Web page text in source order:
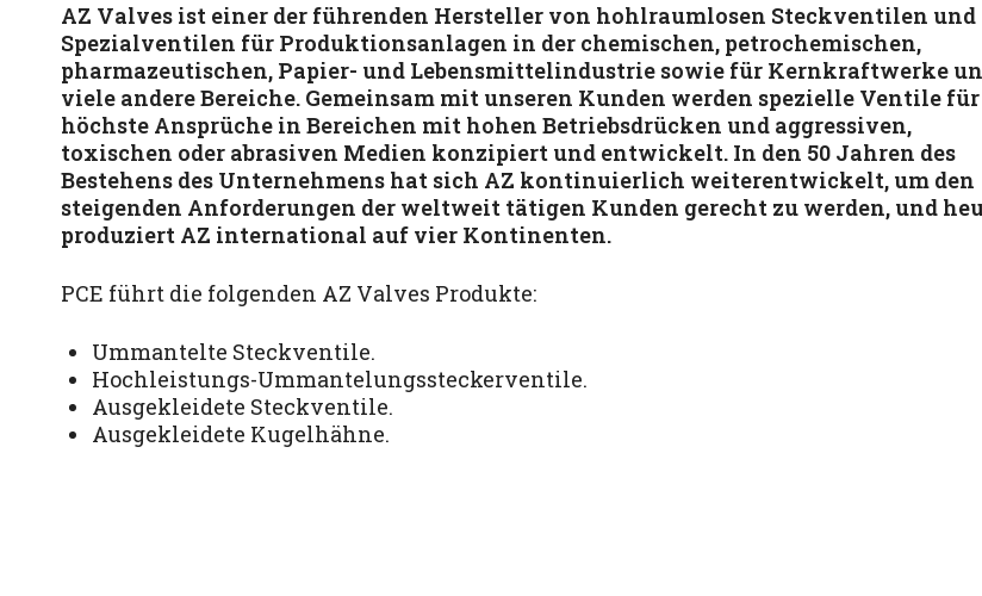
AZ Valves ist einer der führenden Hersteller von hohlraumlosen Steckventilen und
Spezialventilen für Produktionsanlagen in der chemischen, petrochemischen,
pharmazeutischen, Papier- und Lebensmittelindustrie sowie für Kernkraftwerke
viele andere Bereiche. Gemeinsam mit unseren Kunden werden spezielle Ventile für
höchste Ansprüche in Bereichen mit hohen Betriebsdrücken und aggressiven,
toxischen oder abrasiven Medien konzipiert und entwickelt. In den 50 Jahren des
Bestehens des Unternehmens hat sich AZ kontinuierlich weiterentwickelt, um den
steigenden Anforderungen der weltweit tätigen Kunden gerecht zu werden, und
produziert AZ international auf vier Kontinenten.
PCE führt die folgenden AZ Valves Produkte:
Ummantelte Steckventile.
Hochleistungs-Ummantelungssteckerventile.
Ausgekleidete Steckventile.
Ausgekleidete Kugelhähne.